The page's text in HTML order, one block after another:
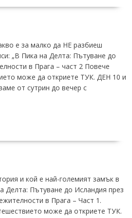
е за малко да НЕ разбиеш
„В Пика на Делта: Пътуване до
в Прага – част 2 Повече
може да откриете ТУК. ДЕН 10 и
от сутрин до вечер с
и кой е най-големият замък в
Делта: Пътуване до Исландия през
в Прага – Част 1.
може да откриете ТУК.